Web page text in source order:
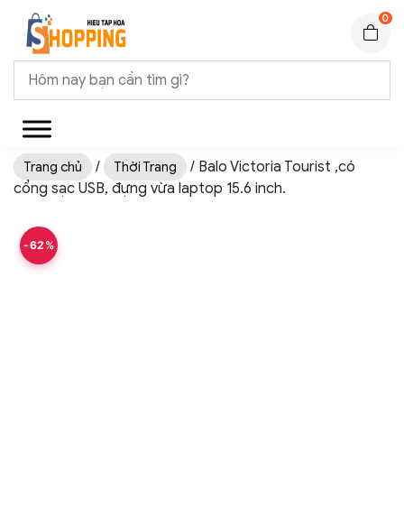
0
Trang chủ / Thời Trang
/ Balo Victoria Tourist ,có
cổng sạc USB, đựng vừa laptop 15.6 inch.
-62%